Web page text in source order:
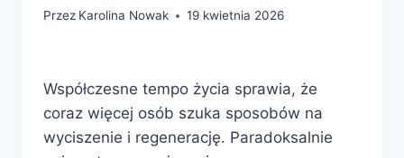
Przez Karolina Nowak 19 kwietnia 2026
Współczesne tempo życia sprawia, że
coraz więcej osób szuka sposobów na
wyciszenie i regenerację. Paradoksalnie